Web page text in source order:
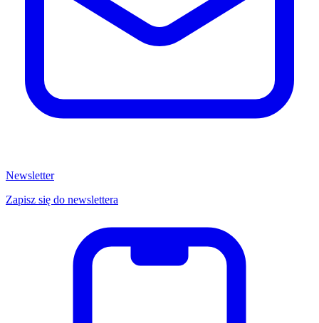
Newsletter
Zapisz się do newslettera